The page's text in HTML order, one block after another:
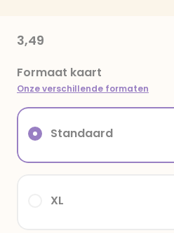
3,49
Formaat kaart
Onze verschillende formaten
XL
Standaard